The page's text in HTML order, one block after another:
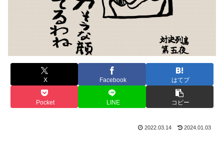
X Facebook はてブ
Pocket LINE コピー
2022.03.14 2024.01.03